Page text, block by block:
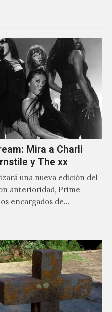
Mira a Charli
y The xx
una nueva edición del
anterioridad, Prime
encargados de